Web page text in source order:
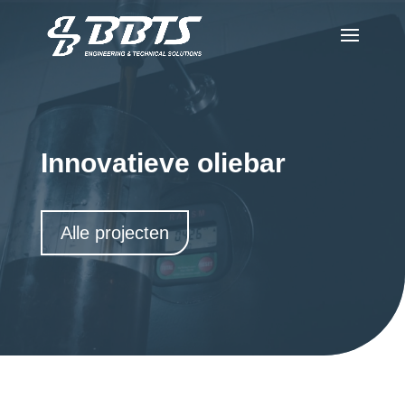
Innovatieve oliebar
Alle projecten